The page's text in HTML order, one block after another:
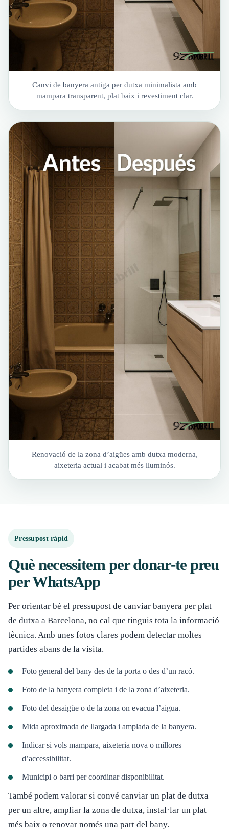
Canvi de banyera antiga per dutxa minimalista amb
mampara transparent, plat baix i revestiment clar.
Renovació de la zona d’aigües amb dutxa moderna,
aixeteria actual i acabat més lluminós.
Pressupost ràpid
Què necessitem per donar-te preu
per WhatsApp
Per orientar bé el pressupost de canviar banyera per plat
de dutxa a Barcelona, no cal que tinguis tota la informació
tècnica. Amb unes fotos clares podem detectar moltes
partides abans de la visita.
Foto general del bany des de la porta o des d’un racó.
Foto de la banyera completa i de la zona d’aixeteria.
Foto del desaigüe o de la zona on evacua l’aigua.
Mida aproximada de llargada i amplada de la banyera.
Indicar si vols mampara, aixeteria nova o millores
d’accessibilitat.
Municipi o barri per coordinar disponibilitat.
També podem valorar si convé canviar un plat de dutxa
per un altre, ampliar la zona de dutxa, instal·lar un plat
més baix o renovar només una part del bany.